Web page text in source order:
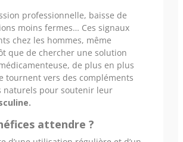
professionnelle, baisse de
moins fermes… Ces signaux
chez les hommes, même
que de chercher une solution
de plus en plus
tournent vers des compléments
naturels pour soutenir leur
attendre ?